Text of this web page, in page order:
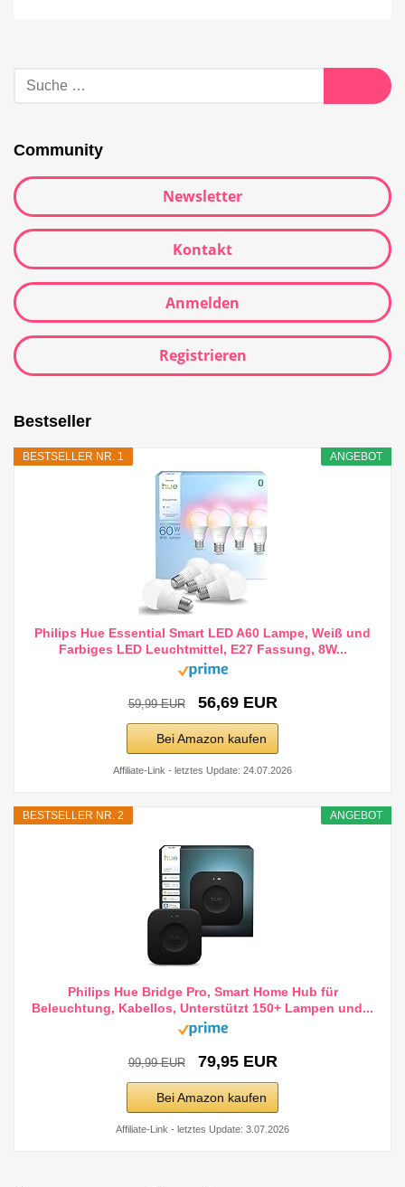
Community
Newsletter
Kontakt
Anmelden
Registrieren
Bestseller
ANGEBOT
BESTSELLER NR. 1
Philips Hue Essential Smart LED A60 Lampe, Weiß und
Farbiges LED Leuchtmittel, E27 Fassung, 8W...
59,99 EUR 56,69 EUR
Bei Amazon kaufen
Affiliate-Link - letztes Update: 24.07.2026
ANGEBOT
BESTSELLER NR. 2
Philips Hue Bridge Pro, Smart Home Hub für
Beleuchtung, Kabellos, Unterstützt 150+ Lampen und...
99,99 EUR 79,95 EUR
Bei Amazon kaufen
Affiliate-Link - letztes Update: 3.07.2026